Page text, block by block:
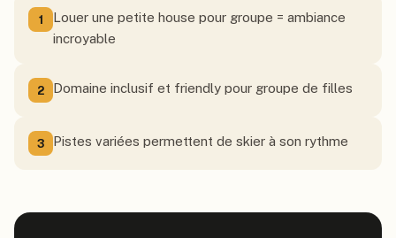
1
Louer une petite house pour groupe = ambiance
incroyable
2 Domaine inclusif et friendly pour groupe de filles
3 Pistes variées permettent de skier à son rythme